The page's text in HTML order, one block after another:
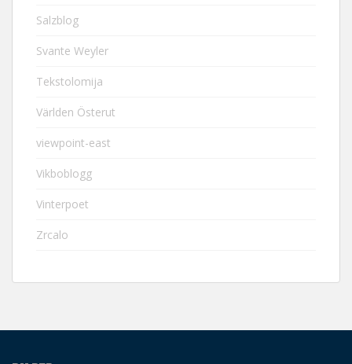
Salzblog
Svante Weyler
Tekstolomija
Världen Österut
viewpoint-east
Vikboblogg
Vinterpoet
Zrcalo